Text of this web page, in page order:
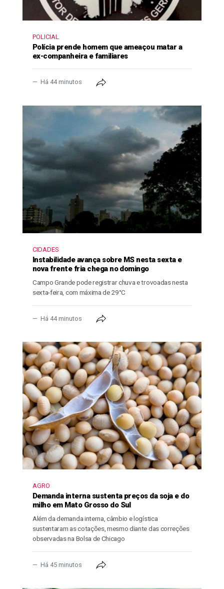
POLICIAL
Polícia prende homem que ameaçou matar a
ex-companheira e familiares
Há 44 minutos
CIDADES
Instabilidade avança sobre MS nesta sexta e
nova frente fria chega no domingo
Campo Grande pode registrar chuva e trovoadas nesta
sexta-feira, com máxima de 29°C
Há 44 minutos
AGRO
Demanda interna sustenta preços da soja e do
milho em Mato Grosso do Sul
Além da demanda interna, câmbio e logística
sustentaram as cotações, mesmo diante das correções
observadas na Bolsa de Chicago
Há 45 minutos